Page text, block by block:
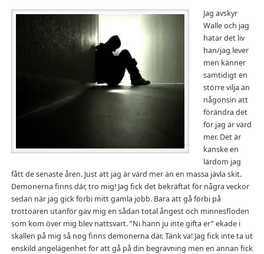
Jag avskyr
Walle och jag
hatar det liv
han/jag lever
men känner
samtidigt en
större vilja än
någonsin att
förändra det
för jag är värd
mer. Det är
kanske en
lärdom jag
fått de senaste åren. Just att jag är värd mer än en massa jävla skit.
Demonerna finns där, tro mig! Jag fick det bekräftat för några veckor
sedan när jag gick förbi mitt gamla jobb. Bara att gå förbi på
trottoaren utanför gav mig en sådan total ångest och minnesfloden
som kom över mig blev nattsvart. ”Ni hann ju inte gifta er” ekade i
skallen på mig så nog finns demonerna där. Tänk va! Jag fick inte ta ut
enskild angelägenhet för att gå på din begravning men en annan fick